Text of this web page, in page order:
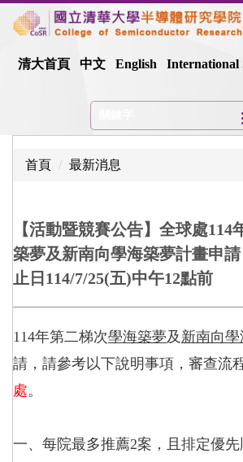
跳
到
主清大首頁 中文 English International
首頁 最新消息
【活動暨競賽公告】全球處114
築夢及新南向學海築夢計畫申
止日114/7/25(五)中午12點前
114年第二梯次學海築夢及 新南向
請，請參考以下說明事項，審查流
處。
一、每院最多推薦2案，且排定優